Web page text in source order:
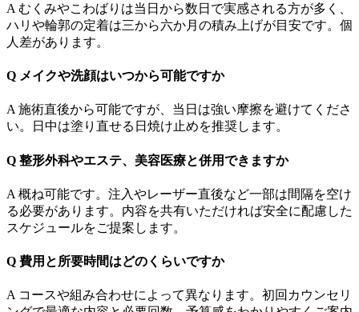
A むくみやこわばりは当日から数日で実感される方が多く、
ハリや輪郭の定着は三から六か月の積み上げが目安です。個
人差があります。
Q メイクや洗顔はいつから可能ですか
A 施術直後から可能ですが、当日は強い摩擦を避けてくださ
い。日中は塗り直せる日焼け止めを推奨します。
Q 整形外科やエステ、美容医療と併用できますか
A 概ね可能です。注入やレーザー直後など一部は間隔を空け
る必要があります。内容を共有いただければ安全に配慮した
スケジュールをご提案します。
Q 費用と所要時間はどのくらいですか
A コースや組み合わせによって異なります。初回カウンセリ